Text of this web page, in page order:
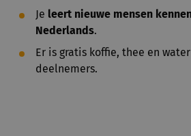
Je leert nieuwe mensen
Nederlands.
Er is gratis koffie, thee en
deelnemers.